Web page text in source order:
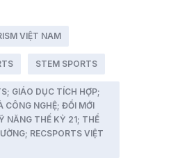
VIỆT NAM
STEM SPORTS
GIÁO DỤC TÍCH HỢP;
CÔNG NGHỆ; ĐỔI MỚI
NĂNG THẾ KỶ 21; THỂ
RECSPORTS VIỆT